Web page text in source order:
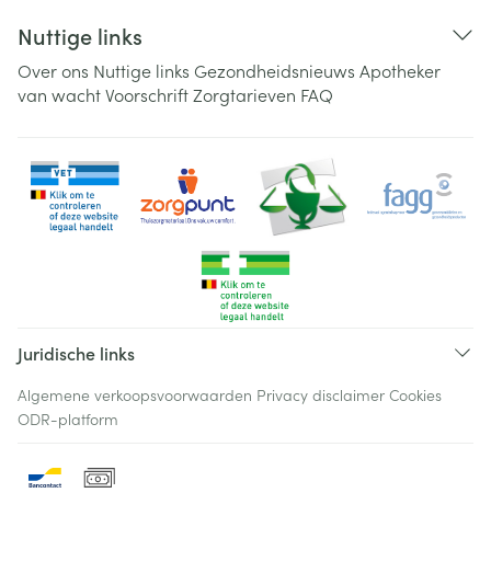
Nuttige links
Over ons Nuttige links Gezondheidsnieuws Apotheker
van wachtVoorschriftZorgtarieven FAQ
Juridische links
Algemene verkoopsvoorwaarden Privacy disclaimer Cookies
ODR-platform